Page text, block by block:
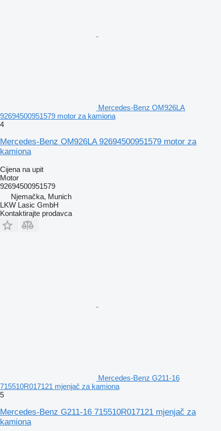
Mercedes-Benz OM926LA
92694500951579 motor za kamiona
4
Mercedes-Benz OM926LA 92694500951579 motor za
kamiona
Cijena na upit
Motor
92694500951579
Njemačka, Munich
LKW Lasic GmbH
Kontaktirajte prodavca
Mercedes-Benz G211-16
715510R017121 mjenjač za kamiona
5
Mercedes-Benz G211-16 715510R017121 mjenjač za
kamiona